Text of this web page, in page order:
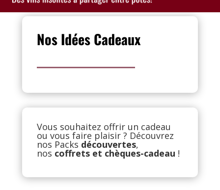
Nos Idées Cadeaux
Vous souhaitez offrir un cadeau
ou vous faire plaisir ? Découvrez
nos Packs découvertes,
nos coffrets et chèques-cadeau !